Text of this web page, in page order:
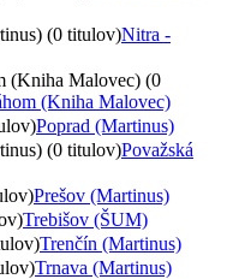
(0 titulov)Nitra -
(Kniha Malovec) (0
(Kniha Malovec)
Poprad (Martinus)
(0 titulov)Považská
Prešov (Martinus)
Trebišov (ŠUM)
Trenčín (Martinus)
Trnava (Martinus)